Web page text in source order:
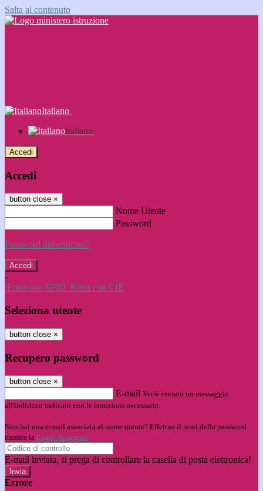
Salta al contenuto
Italiano
Italiano
Accedi
Accedi
button close ×
Nome Utente
Password
Password dimenticata?
-
Entra con SPID Entra con CIE
Seleziona utente
button close ×
Recupero password
button close ×
E-mail Verrà inviato un messaggio
all'indirizzo indicato con le istruzioni necessarie.
Non hai una e-mail associata al nome utente? Effettua il reset della password
tramite la Login Spaggiari
E-mail inviata, si prega di controllare la casella di posta elettronica!
Errore